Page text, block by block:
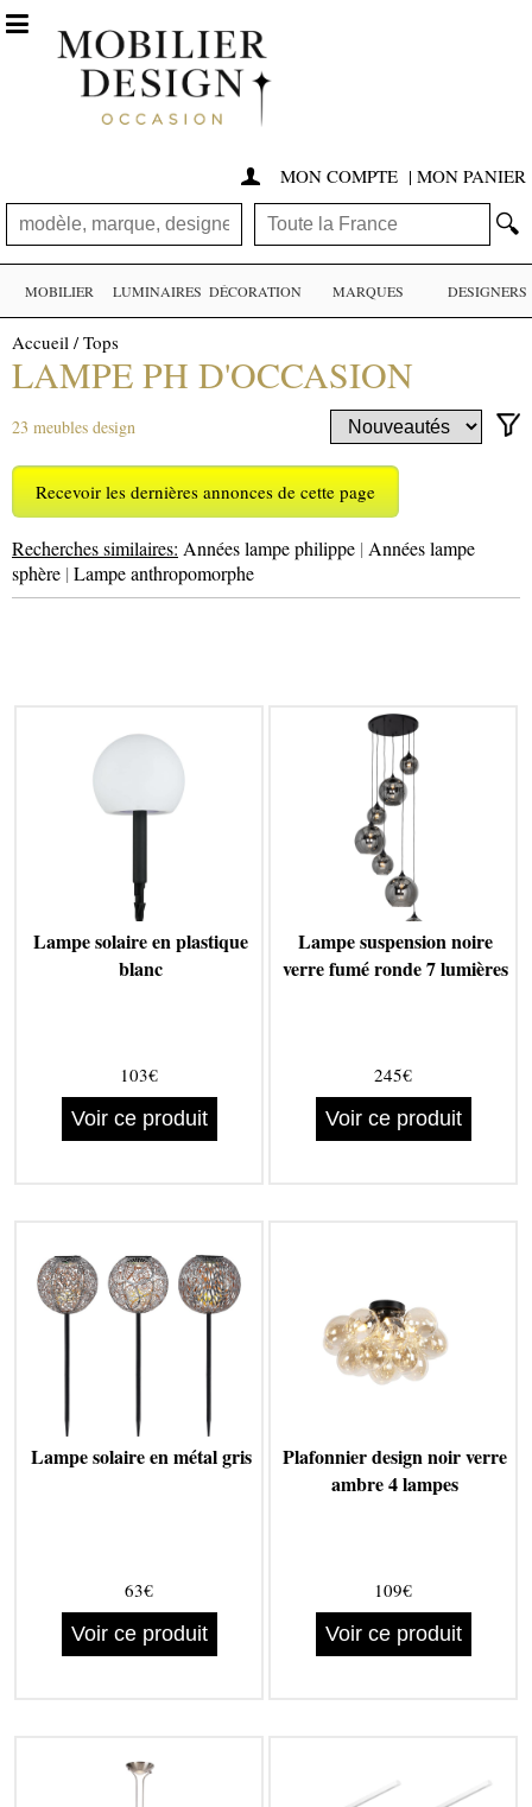
 MON COMPTE | MON PANIER
🔍

MOBILIER LUMINAIRES DÉCORATION MARQUES DESIGNERS
Accueil /Tops
LAMPE PH D'OCCASION
23 meubles design
Recevoir les dernières annonces de cette page
Recherches similaires: Années lampe philippe | Années lampe
sphère | Lampe anthropomorphe
Lampe solaire en plastique
blanc
103€
Voir ce produit
Lampe suspension noire
verre fumé ronde 7 lumières
245€
Voir ce produit
Lampe solaire en métal gris
63€
Voir ce produit
Plafonnier design noir verre
ambre 4 lampes
109€
Voir ce produit